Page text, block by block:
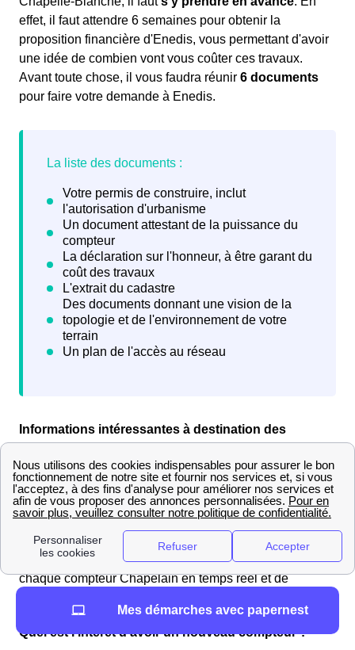
effet, il faut attendre 6 semaines pour obtenir la
proposition financière d'Enedis, vous permettant d'avoir
une idée de combien vont vous coûter ces travaux.
Avant toute chose, il vous faudra réunir 6 documents
pour faire votre demande à Enedis.
Informations intéressantes à destination des
Linky à La Chapelle-Blanche : tout savoir
Tout d'abord, Linky est le nouveau compteur créé par le
distributeur électrique disponible à La Chapelle-Blanche
et dans toute la France. C'est un compteur dit
"intelligent" qui permet de connaître la consommation de
chaque compteur Chapelain en temps réel et de
Quel est l'intérêt d'avoir un nouveau compteur ?
Mes démarches avec papernest